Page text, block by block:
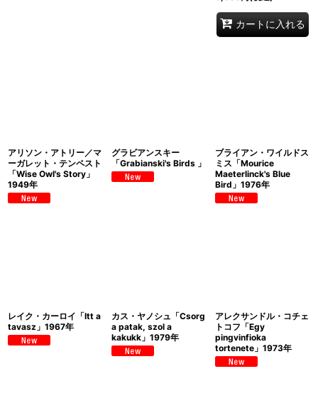
カートに入れる
アリソン・アトリー／マ
ーガレット・テンペスト
「Wise Owl's Story」
1949年
グラビアンスキー
「Grabianski's Birds 」
ブライアン・ワイルドス
ミス「Mourice
Maeterlinck's Blue
Bird」1976年
レイク・カーロイ「Itt a
tavasz」1967年
カス・ヤノシュ「Csorg
a patak, szol a
kakukk」1979年
アレクサンドル・コチェ
トコフ「Egy
pingvinfioka
tortenete」1973年